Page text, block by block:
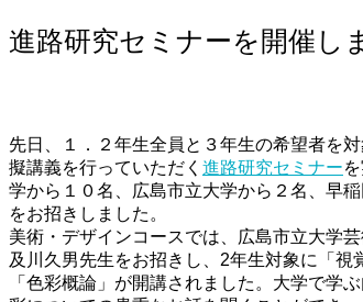
進路研究セミナーを開催し
先日、１．２年生全員と３年生の希望者を
擬講義を行っていただく 進路研究セミナー
学から１０名、広島市立大学から２名、早
をお招きしました。
美術・デザインコースでは、広島市立大学
及川久男先生をお招きし、2年生対象に「視
「色彩概論」が開講されました。大学で学